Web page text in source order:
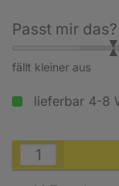
Passt mir das?
fällt kleiner aus
lieferbar 4-8